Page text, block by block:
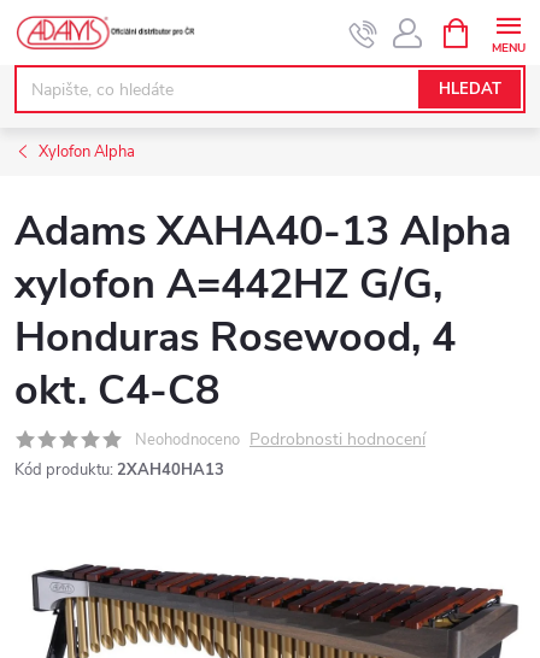
Přejít
obsah
HLEDAT
NÁKUPNÍ
KOŠÍK
Xylofon Alpha
Adams XAHA40-13 Alpha
xylofon A=442HZ G/G,
Honduras Rosewood, 4
okt. C4-C8
Neohodnoceno Podrobnosti hodnocení
Kód produktu: 2XAH40HA13